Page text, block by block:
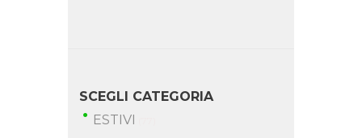
SCEGLI CATEGORIA
ESTIVI